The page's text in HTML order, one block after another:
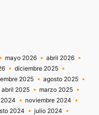
mayo 2026
abril 2026
diciembre 2025
2025
agosto 2025
abril 2025
marzo 2025
noviembre 2024
2024
julio 2024